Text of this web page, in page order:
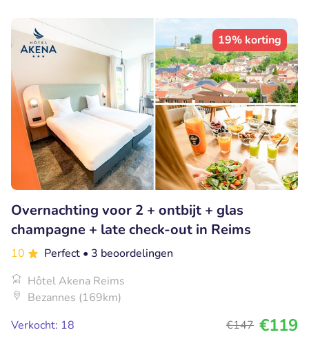
19% korting
Overnachting voor 2 + ontbijt + glas
champagne + late check-out in Reims
10 Perfect • 3 beoordelingen
Hôtel Akena Reims
Bezannes (169km)
Verkocht: 18
€147 €119